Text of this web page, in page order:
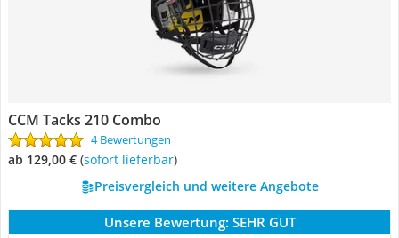
CCM Tacks 210 Combo
4 Bewertungen
ab 129,00 € ( Sofort lieferbar)
Preisvergleich und weitere Angebote
Unsere Bewertung: SEHR GUT